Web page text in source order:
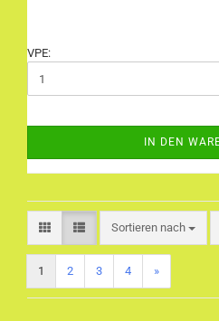
VPE:
IN DEN
Sortieren nach
Sortieren nach
1 2 3 4 »